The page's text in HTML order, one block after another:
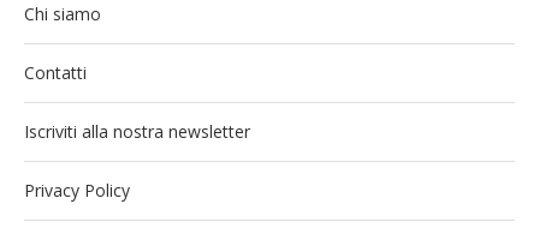
Chi siamo
Contatti
Iscriviti alla nostra newsletter
Privacy Policy